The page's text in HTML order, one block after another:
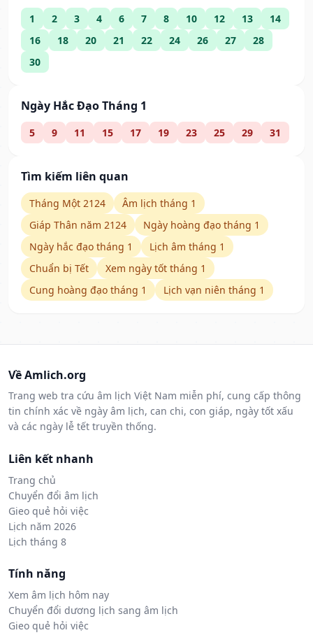
1 2 3 4 6 7 8 10 12 13
14
16
18 20 21 22 24 26 27
28
30
Ngày Hắc Đạo Tháng 1
5 9 11 15 17 19 23 25 29 31
Tìm kiếm liên quan
Tháng Một 2124
Âm lịch tháng 1
Giáp Thân năm 2124
Ngày hoàng đạo tháng 1
Ngày hắc đạo tháng 1
Lịch âm tháng 1
Chuẩn bị Tết
Xem ngày tốt tháng 1
Cung hoàng đạo tháng 1
Lịch vạn niên tháng 1
Về Amlich.org
Trang web tra cứu âm lịch Việt Nam miễn phí, cung cấp thông
tin chính xác về ngày âm lịch, can chi, con giáp, ngày tốt xấu
và các ngày lễ tết truyền thống.
Liên kết nhanh
Trang chủ
Chuyển đổi âm lịch
Gieo quẻ hỏi việc
Lịch năm 2026
Lịch tháng 8
Tính năng
Xem âm lịch hôm nay
Chuyển đổi dương lịch sang âm lịch
Gieo quẻ hỏi việc